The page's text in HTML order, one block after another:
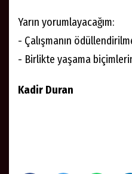
Yarın yorumlayacağım:
- Çalışmanın
- Birlikte yaşama
Kadir Duran